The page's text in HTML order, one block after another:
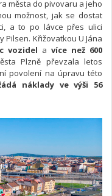
města do pivovaru a jeho
možnost, jak se dostat
a to po lávce přes ulici
Pilsen. Křižovatkou U Jána
vozidel a více než 600
Plzně převzala letos
povolení na úpravu této
náklady ve výši 56